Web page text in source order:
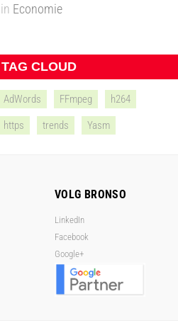
in Economie
TAG CLOUD
AdWords FFmpeg h264
https trends Yasm
VOLG BRONSO
LinkedIn
Facebook
Google+